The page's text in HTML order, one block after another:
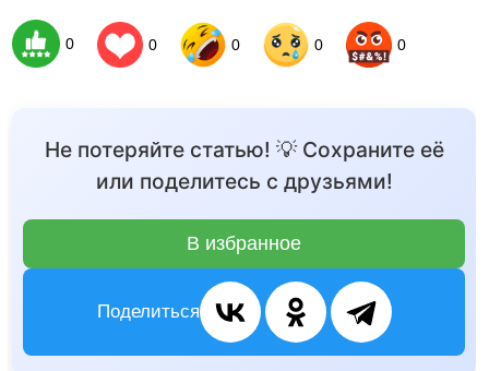
0 0 0 0 0
Не потеряйте статью! 💡 Сохраните её
или поделитесь с друзьями!
В избранное
Поделиться